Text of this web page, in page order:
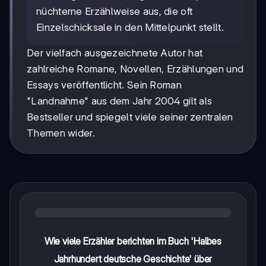
nüchterne Erzählweise aus, die oft
Einzelschicksale in den Mittelpunkt stellt.
Der vielfach ausgezeichnete Autor hat
zahlreiche Romane, Novellen, Erzählungen und
Essays veröffentlicht. Sein Roman
"Landnahme" aus dem Jahr 2004 gilt als
Bestseller und spiegelt viele seiner zentralen
Themen wider.
Wie viele Erzähler berichten im Buch 'Halbes
Jahrhundert deutsche Geschichte' über